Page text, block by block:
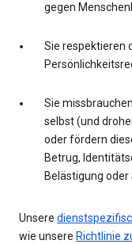
gegen
Sie respektieren
Sie
selbst (und
oder fördern
Betrug,
Belästigung oder
Unsere
wie unsere Richtlinie